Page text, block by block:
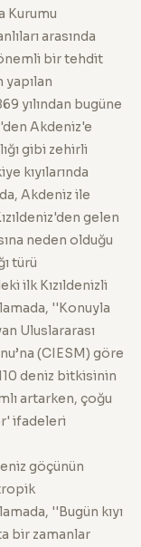
Kurumu
arasında
bir tehdit
yılından bugüne
Akdeniz'e
gibi zehirli
kıyılarında
Akdeniz ile
gelen
neden olduğu
türü
ilk Kızıldenizli
''Konuyla
Uluslararası
(CIESM) göre
deniz bitkisinin
artarken, çoğu
ifadeleri
göçünün
tropik
''Bugün kıyı
bir zamanlar